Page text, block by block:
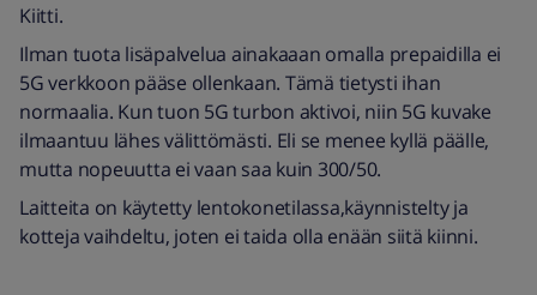
Kiitti.
Ilman tuota lisäpalvelua ainakaaan omalla prepaidilla ei
5G verkkoon pääse ollenkaan. Tämä tietysti ihan
normaalia. Kun tuon 5G turbon aktivoi, niin 5G kuvake
ilmaantuu lähes välittömästi. Eli se menee kyllä päälle,
mutta nopeuutta ei vaan saa kuin 300/50.
Laitteita on käytetty lentokonetilassa,käynnistelty ja
kotteja vaihdeltu, joten ei taida olla enään siitä kiinni.